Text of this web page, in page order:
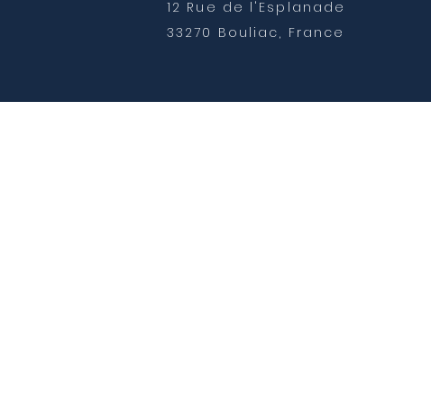
12 Rue de l'Esplanade
33270 Bouliac, France